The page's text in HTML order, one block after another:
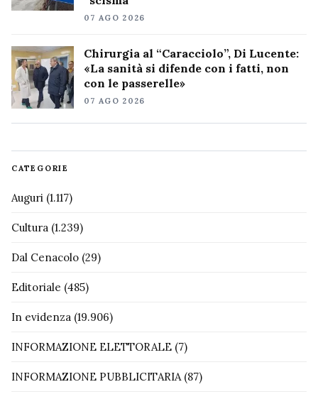
07 AGO 2026
Chirurgia al “Caracciolo”, Di Lucente:
«La sanità si difende con i fatti, non
con le passerelle»
07 AGO 2026
CATEGORIE
Auguri (1.117)
Cultura (1.239)
Dal Cenacolo (29)
Editoriale (485)
In evidenza (19.906)
INFORMAZIONE ELETTORALE (7)
INFORMAZIONE PUBBLICITARIA(87)